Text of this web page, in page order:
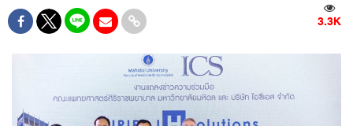
3.3K